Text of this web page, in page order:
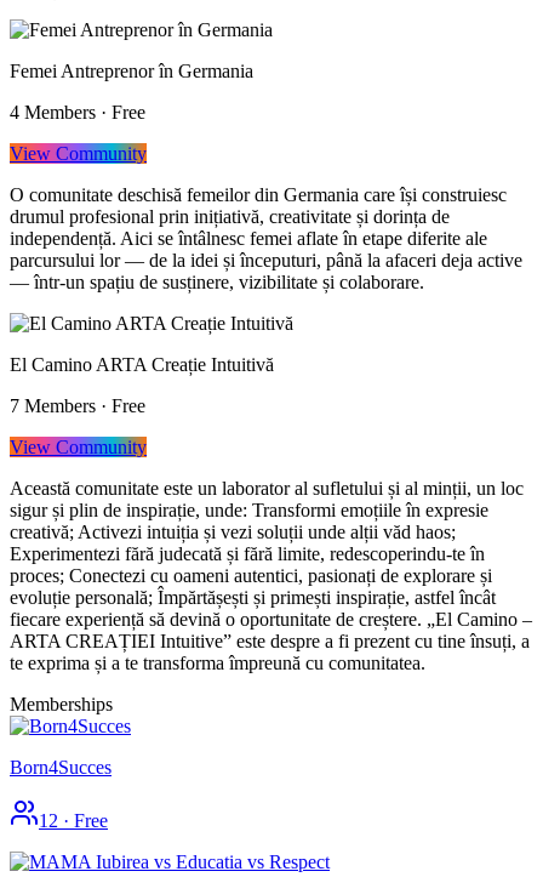
Femei Antreprenor în Germania
4 Members · Free
View Community
O comunitate deschisă femeilor din Germania care își construiesc
drumul profesional prin inițiativă, creativitate și dorința de
independență. Aici se întâlnesc femei aflate în etape diferite ale
parcursului lor — de la idei și începuturi, până la afaceri deja active
— într-un spațiu de susținere, vizibilitate și colaborare.
El Camino ARTA Creație Intuitivă
7 Members · Free
View Community
Această comunitate este un laborator al sufletului și al minții, un loc
sigur și plin de inspirație, unde: Transformi emoțiile în expresie
creativă; Activezi intuiția și vezi soluții unde alții văd haos;
Experimentezi fără judecată și fără limite, redescoperindu-te în
proces; Conectezi cu oameni autentici, pasionați de explorare și
evoluție personală; Împărtășești și primești inspirație, astfel încât
fiecare experiență să devină o oportunitate de creștere. „El Camino –
ARTA CREAȚIEI Intuitive” este despre a fi prezent cu tine însuți, a
te exprima și a te transforma împreună cu comunitatea.
Memberships
Born4Succes
12 · Free